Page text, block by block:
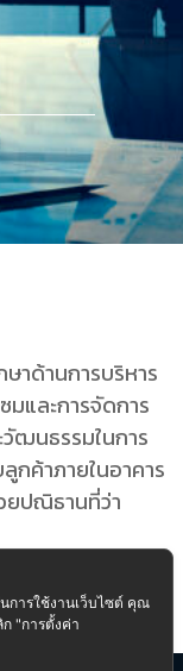
าด้านการบริหาร
และการจัดการ
ฒนธรรมในการ
กค้าภายในอาคาร
ยปณิธานที่ว่า
สูงสุด”
การใช้งานเว็บไซต์ คุณ
"การตั้งค่า